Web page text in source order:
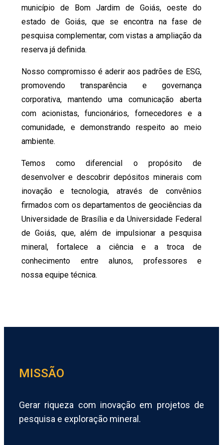
município de Bom Jardim de Goiás, oeste do
estado de Goiás, que se encontra na fase de
pesquisa complementar, com vistas a ampliação da
reserva já definida.
Nosso compromisso é aderir aos padrões de ESG,
promovendo transparência e governança
corporativa, mantendo uma comunicação aberta
com acionistas, funcionários, fornecedores e a
comunidade, e demonstrando respeito ao meio
ambiente.
Temos como diferencial o propósito de
desenvolver e descobrir depósitos minerais com
inovação e tecnologia, através de convênios
firmados com os departamentos de geociências da
Universidade de Brasília e da Universidade Federal
de Goiás, que, além de impulsionar a pesquisa
mineral, fortalece a ciência e a troca de
conhecimento entre alunos, professores e
nossa equipe técnica.
MISSÃO
Gerar riqueza com inovação em projetos de
pesquisa e exploração mineral.